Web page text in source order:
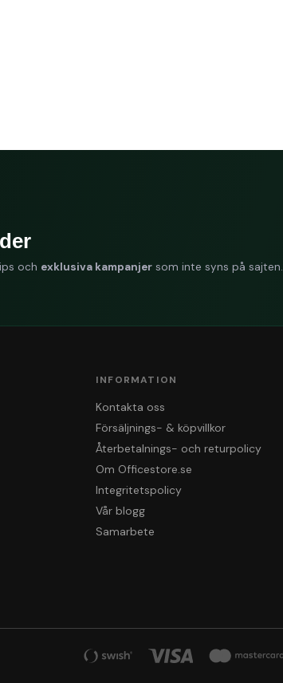
INFORMATION
Kontakta oss
Försäljnings- & köpvillkor
Återbetalnings- och returpolicy
Om Officestore.se
Integritetspolicy
Vår blogg
Samarbete
och exklusiva kampanjer som inte syns på sajten.